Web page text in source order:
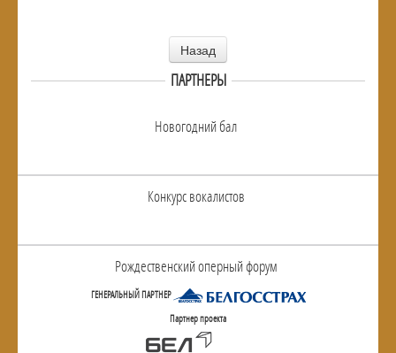
Назад
ПАРТНЕРЫ
Новогодний бал
Конкурс вокалистов
Рождественский оперный форум
ГЕНЕРАЛЬНЫЙ ПАРТНЕР
Партнер проекта